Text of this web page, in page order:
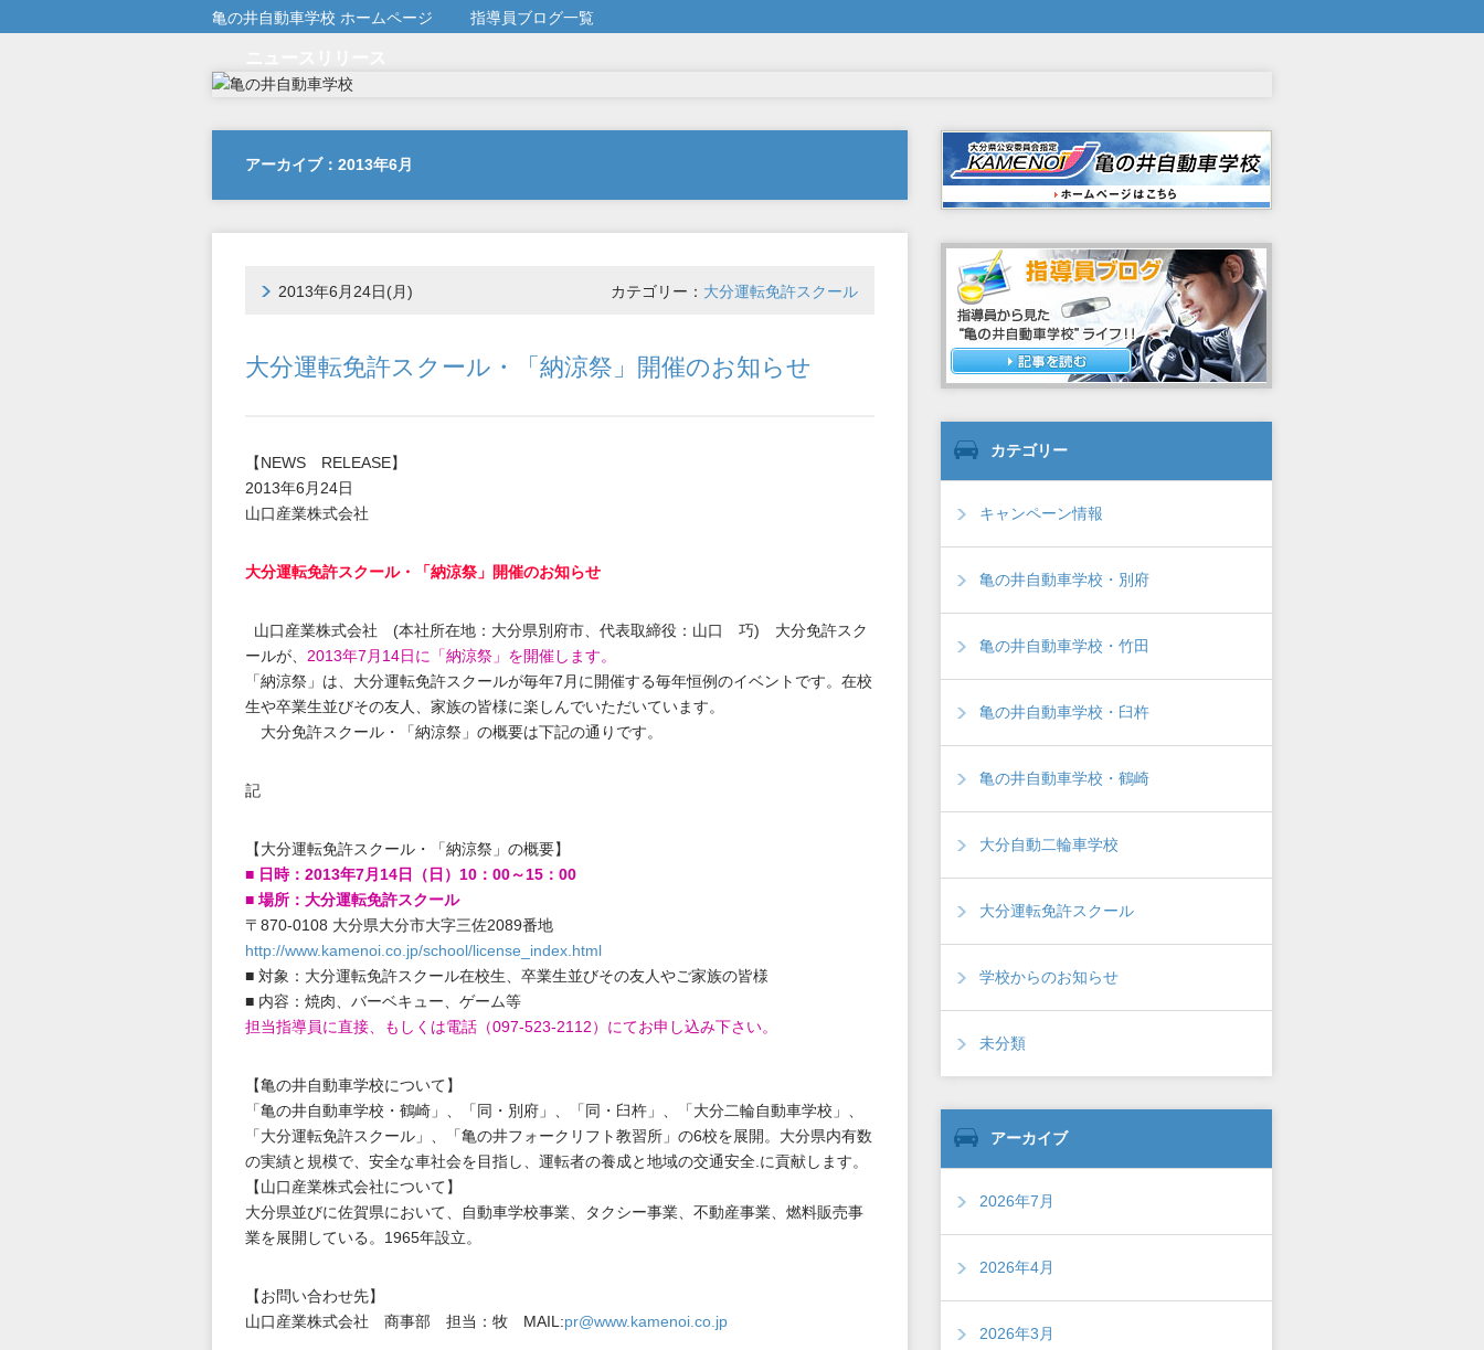
亀の井自動車学校 ホームページ 指導員ブログ一覧
アーカイブ：2013年6月
2013年6月24日(月) カテゴリー： 大分運転免許スクール
大分運転免許スクール・「納涼祭」開催のお知らせ
【NEWS RELEASE】
2013年6月24日
山口産業株式会社
大分運転免許スクール・「納涼祭」開催のお知らせ
山口産業株式会社 (本社所在地：大分県別府市、代表取締役：山口 巧) 大分免許スク
ールが、 2013年7月14日に「納涼祭」を開催します。
「納涼祭」は、大分運転免許スクールが毎年7月に開催する毎年恒例のイベントです。在校
生や卒業生並びその友人、家族の皆様に楽しんでいただいています。
大分免許スクール・「納涼祭」の概要は下記の通りです。
記
【大分運転免許スクール・「納涼祭」の概要】
■ 日時：2013年7月14日（日）10：00～15：00
■ 場所：大分運転免許スクール
〒870-0108 大分県大分市大字三佐2089番地
http://www.kamenoi.co.jp/school/license_index.html
■ 対象：大分運転免許スクール在校生、卒業生並びその友人やご家族の皆様
■ 内容：焼肉、バーベキュー、ゲーム等
担当指導員に直接、もしくは電話（097-523-2112）にてお申し込み下さい。
【亀の井自動車学校について】
「亀の井自動車学校・鶴崎」、「同・別府」、「同・臼杵」、「大分二輪自動車学校」、
「大分運転免許スクール」、「亀の井フォークリフト教習所」の6校を展開。大分県内有数
の実績と規模で、安全な車社会を目指し、運転者の養成と地域の交通安全.に貢献します。
【山口産業株式会社について】
大分県並びに佐賀県において、自動車学校事業、タクシー事業、不動産事業、燃料販売事
業を展開している。1965年設立。
【お問い合わせ先】
山口産業株式会社 商事部 担当：牧 MAIL:pr@www.kamenoi.co.jp
カテゴリー
キャンペーン情報
亀の井自動車学校・別府
亀の井自動車学校・竹田
亀の井自動車学校・臼杵
亀の井自動車学校・鶴崎
大分自動二輪車学校
大分運転免許スクール
学校からのお知らせ
未分類
アーカイブ
2026年7月
2026年4月
2026年3月